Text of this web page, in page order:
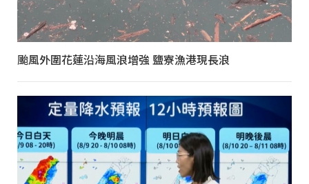
颱風外圍花蓮沿海風浪增強 鹽寮漁港現長浪